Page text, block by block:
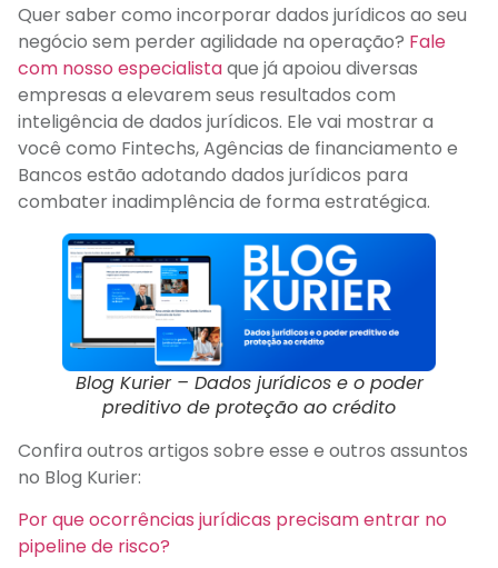
Quer saber como incorporar dados jurídicos ao seu
negócio sem perder agilidade na operação? Fale
com nosso especialistaque já apoiou diversas
empresas a elevarem seus resultados com
inteligência de dados jurídicos. Ele vai mostrar a
você como Fintechs, Agências de financiamento e
Bancos estão adotando dados jurídicos para
combater inadimplência de forma estratégica.
Blog Kurier – Dados jurídicos e o poder
preditivo de proteção ao crédito
Confira outros artigos sobre esse e outros assuntos
no Blog Kurier:
Por que ocorrências jurídicas precisam entrar no
pipeline de risco?